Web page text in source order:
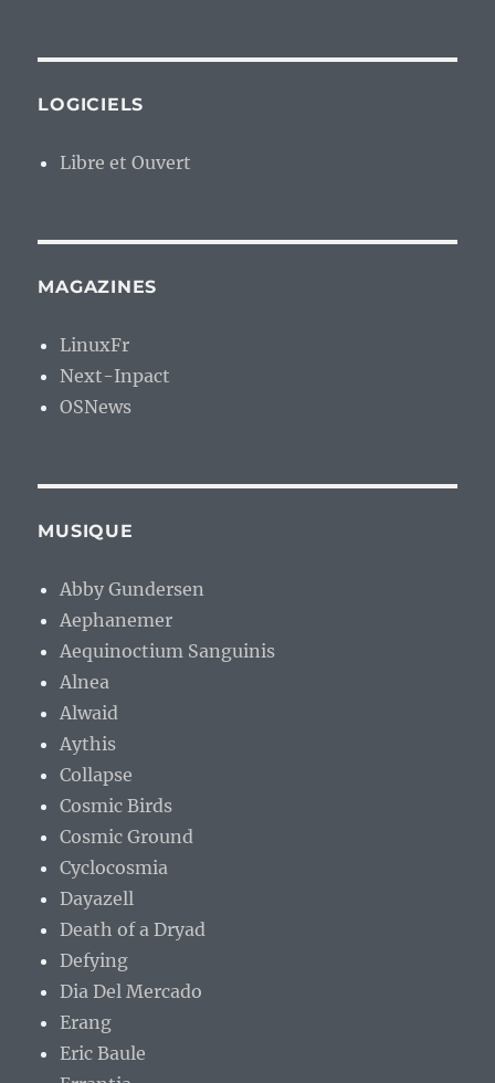
LOGICIELS
Libre et Ouvert
MAGAZINES
LinuxFr
Next-Inpact
OSNews
MUSIQUE
Abby Gundersen
Aephanemer
Aequinoctium Sanguinis
Alnea
Alwaid
Aythis
Collapse
Cosmic Birds
Cosmic Ground
Cyclocosmia
Dayazell
Death of a Dryad
Defying
Dia Del Mercado
Erang
Eric Baule